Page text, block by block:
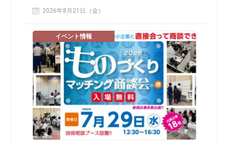
2026年8月21日（金）
イベント情報